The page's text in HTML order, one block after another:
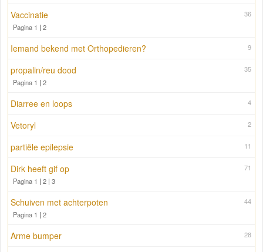
36
Vaccinatie
Pagina 1 | 2
9
Iemand bekend met Orthopedieren?
35
propalin/reu dood
Pagina 1 | 2
4
Diarree en loops
2
Vetoryl
11
partiële epilepsie
71
Dirk heeft gif op
Pagina 1 | 2 | 3
44
Schuiven met achterpoten
Pagina 1 | 2
28
Arme bumper